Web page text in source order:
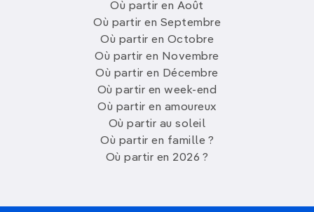
Où partir en Août
Où partir en Septembre
Où partir en Octobre
Où partir en Novembre
Où partir en Décembre
Où partir en week-end
Où partir en amoureux
Où partir au soleil
Où partir en famille ?
Où partir en 2026 ?